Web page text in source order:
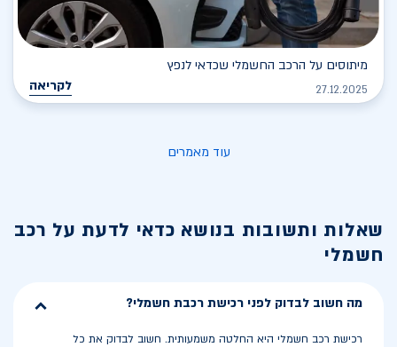
מיתוסים על הרכב החשמלי שכדאי לנפץ
27.12.2025 לקריאה
עוד מאמרים
שאלות ותשובות בנושא כדאי לדעת על רכב
חשמלי
מה חשוב לבדוק לפני רכישת רכבת חשמלי?
רכישת רכב חשמלי היא החלטה משמעותית. חשוב לבדוק את כל